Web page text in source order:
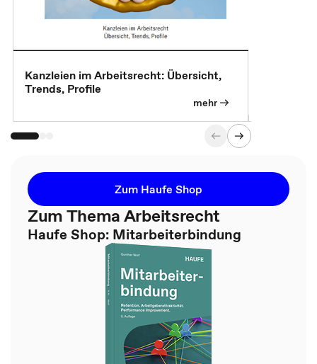
Kanzleien im Arbeitsrecht: Übersicht,
Trends, Profile
mehr
Zum Haufe Shop
Zum Thema Arbeitsrecht
Haufe Shop: Mitarbeiterbindung